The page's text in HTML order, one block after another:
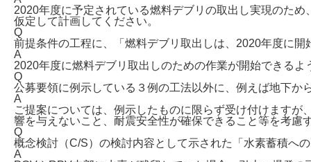
2020年度に予定されている燃料デブリの取出し実現のた
仮定して計画してください。
Q
前提条件の工程に、「燃料デブリ取出しは、2020年度に
A
2020年度に燃料デブリ取出しのための作業が開始できるよ
Q
公募要領に例示している３例の工法以外に、例えば地下か
A
ご提案については、例示したものに限らず受け付けます
響を与えないこと、耐震安全性が確保できること等を考慮
Q
概念検討（C/S）の検討内容として示された「水素蓄積へ
A